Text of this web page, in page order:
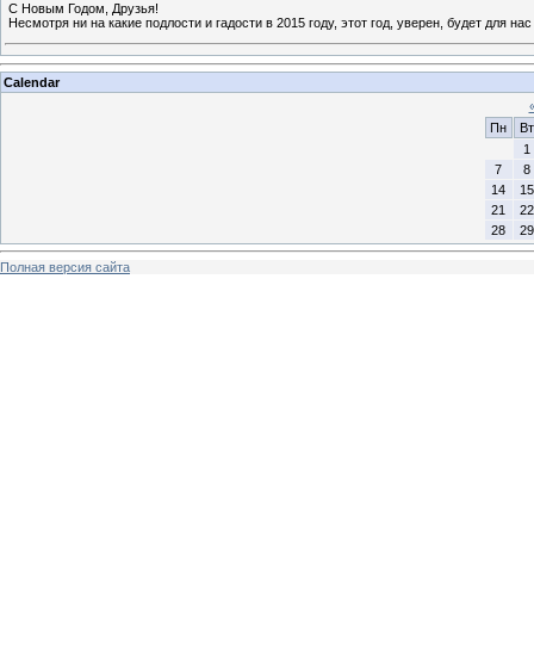
С Новым Годом, Друзья!
Несмотря ни на какие подлости и гадости в 2015 году, этот год, уверен, будет
Calendar
Пн
Вт
1
7
8
14
15
21
22
28
29
Полная версия сайта